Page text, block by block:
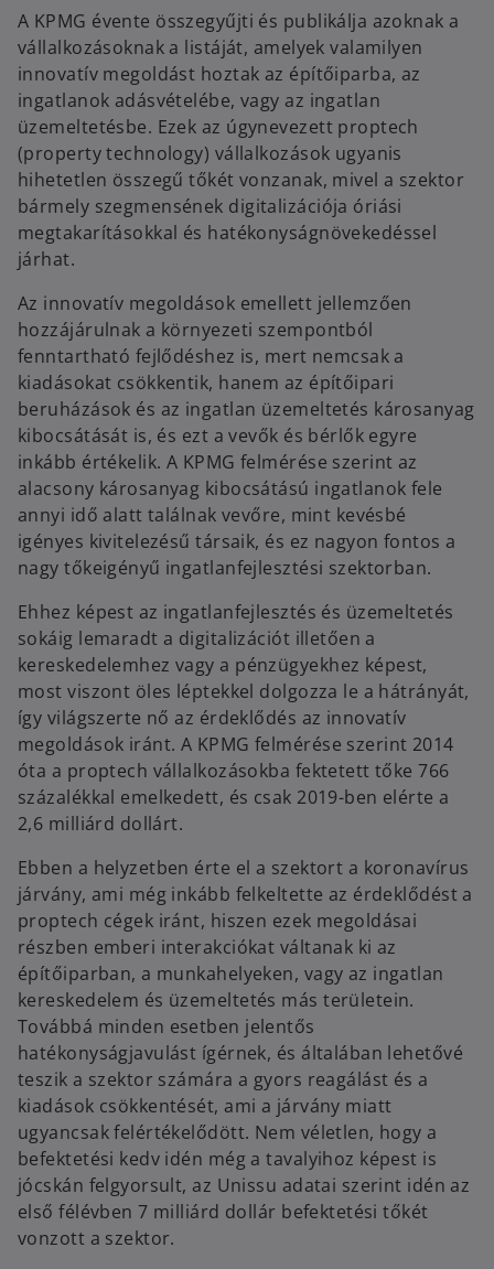
t
a
b
w
t
a
b
A KPMG évente összegyűjti és publikálja azoknak a
vállalkozásoknak a listáját, amelyek valamilyen
innovatív megoldást hoztak az építőiparba, az
ingatlanok adásvételébe, vagy az ingatlan
üzemeltetésbe. Ezek az úgynevezett proptech
(property technology) vállalkozások ugyanis
hihetetlen összegű tőkét vonzanak, mivel a szektor
bármely szegmensének digitalizációja óriási
megtakarításokkal és hatékonyságnövekedéssel
járhat.
Az innovatív megoldások emellett jellemzően
hozzájárulnak a környezeti szempontból
fenntartható fejlődéshez is, mert nemcsak a
kiadásokat csökkentik, hanem az építőipari
beruházások és az ingatlan üzemeltetés károsanyag
kibocsátását is, és ezt a vevők és bérlők egyre
inkább értékelik. A KPMG felmérése szerint az
alacsony károsanyag kibocsátású ingatlanok fele
annyi idő alatt találnak vevőre, mint kevésbé
igényes kivitelezésű társaik, és ez nagyon fontos a
nagy tőkeigényű ingatlanfejlesztési szektorban.
Ehhez képest az ingatlanfejlesztés és üzemeltetés
sokáig lemaradt a digitalizációt illetően a
kereskedelemhez vagy a pénzügyekhez képest,
most viszont öles léptekkel dolgozza le a hátrányát,
így világszerte nő az érdeklődés az innovatív
megoldások iránt. A KPMG felmérése szerint 2014
óta a proptech vállalkozásokba fektetett tőke 766
százalékkal emelkedett, és csak 2019-ben elérte a
2,6 milliárd dollárt.
Ebben a helyzetben érte el a szektort a koronavírus
járvány, ami még inkább felkeltette az érdeklődést a
proptech cégek iránt, hiszen ezek megoldásai
részben emberi interakciókat váltanak ki az
építőiparban, a munkahelyeken, vagy az ingatlan
kereskedelem és üzemeltetés más területein.
Továbbá minden esetben jelentős
hatékonyságjavulást ígérnek, és általában lehetővé
teszik a szektor számára a gyors reagálást és a
kiadások csökkentését, ami a járvány miatt
ugyancsak felértékelődött. Nem véletlen, hogy a
befektetési kedv idén még a tavalyihoz képest is
jócskán felgyorsult, az Unissu adatai szerint idén az
első félévben 7 milliárd dollár befektetési tőkét
vonzott a szektor.